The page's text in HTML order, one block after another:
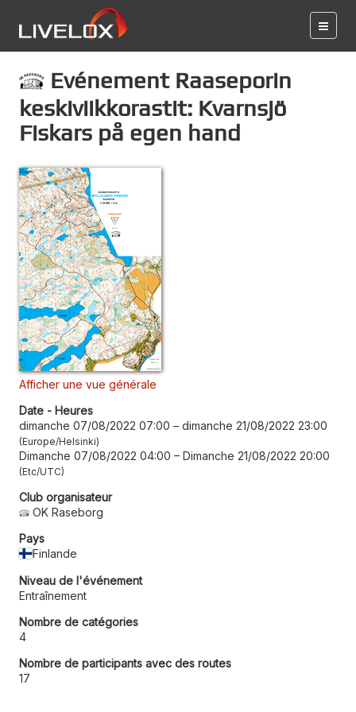
Evénement Raaseporin
keskiviikkorastit: Kvarnsjö
Fiskars på egen hand
Afficher une vue générale
Date - Heures
dimanche 07/08/2022 07:00 – dimanche 21/08/2022 23:00
Europe/Helsinki
Dimanche 07/08/2022 04:00 – Dimanche 21/08/2022 20:00
Etc/UTC
Club organisateur
OK Raseborg
Pays
Finlande
Niveau de l'événement
Entraînement
Nombre de catégories
4
Nombre de participants avec des routes
17